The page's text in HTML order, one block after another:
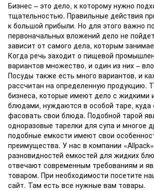
Бизнес – это дело, к которому нужно
тщательностью. Правильные действия
к большой прибыли. Но для этого важно
первоначальных вложений дело не
зависит от самого дела, которым
Когда речь заходит о пищевой
вариантов множество, и один из них –
Посуды также есть много вариантов, и
рассчитан на определенную продукцию.
бизнеса, которые имеют дело с жидкими
блюдами, нуждаются в особой таре, куда
фасовать свои блюда. Подобной тарой
одноразовые тарелки для супа и многое
подобные емкости имеют свои
преимущества. У нас в компании
разновидностей емкостей для жидких
отвечают современным требованиям и
товаром. При необходимости посетите
сайт. Там есть все нужные вам товары.